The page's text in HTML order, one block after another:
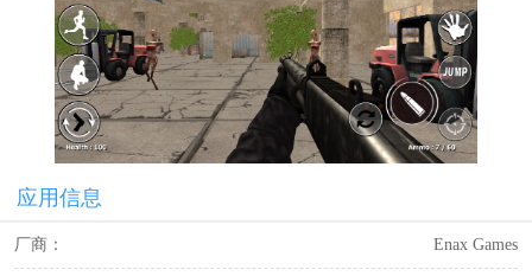
应用信息
厂商： Enax Games